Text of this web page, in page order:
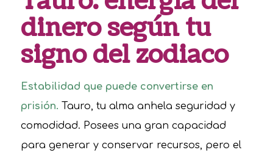
dinero según tu
signo del zodiaco
Estabilidad que puede convertirse en
prisión. Tauro, tu alma anhela seguridad y
comodidad. Posees una gran capacidad
para generar y conservar recursos, pero el